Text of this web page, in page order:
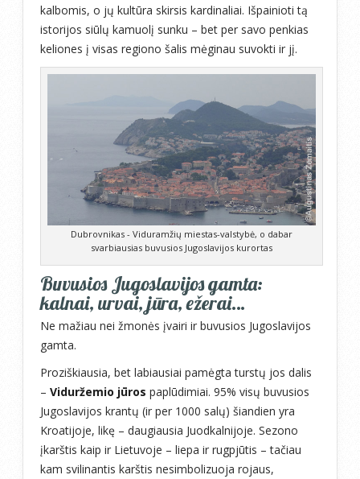
kalbomis, o jų kultūra skirsis kardinaliai. Išpainioti tą
istorijos siūlų kamuolį sunku – bet per savo penkias
keliones į visas regiono šalis mėginau suvokti ir jį.
Dubrovnikas - Viduramžių miestas-valstybė, o dabar
svarbiausias buvusios Jugoslavijos kurortas
Buvusios Jugoslavijos gamta:
kalnai, urvai, jūra, ežerai…
Ne mažiau nei žmonės įvairi ir buvusios Jugoslavijos
gamta.
Proziškiausia, bet labiausiai pamėgta turstų jos dalis
– Viduržemio jūros paplūdimiai. 95% visų buvusios
Jugoslavijos krantų (ir per 1000 salų) šiandien yra
Kroatijoje, likę – daugiausia Juodkalnijoje. Sezono
įkarštis kaip ir Lietuvoje – liepa ir rugpjūtis – tačiau
kam svilinantis karštis nesimbolizuoja rojaus,